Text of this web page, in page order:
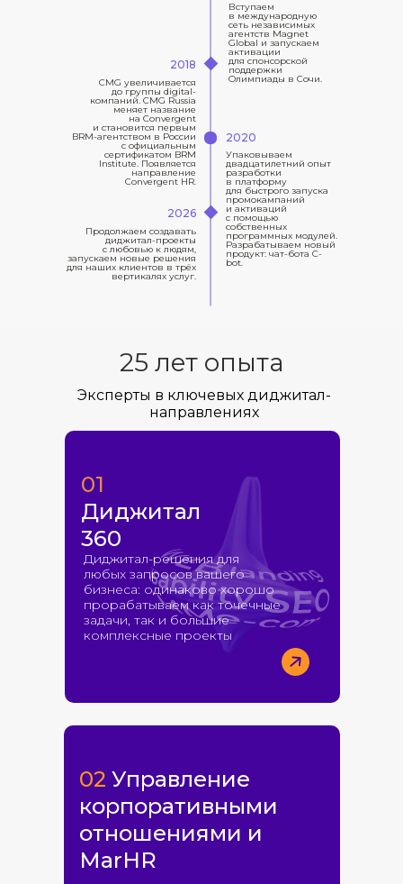
Упаковываем
двадцатилетний опыт
разработки
в платформу
для быстрого запуска
промокампаний
и активаций
с помощью
собственных
программных модулей.
Разрабатываем новый
продукт: чат-бота C-
bot.
CMG увеличивается
до группы digital-
компаний. CMG Russia
меняет название
на Convergent
и становится первым
BRM-агентством в России
с официальным
сертификатом BRM
Institute. Появляется
направление
Convergent HR.
Вступаем
в международную
сеть независимых
агентств Magnet
Global и запускаем
активации
для спонсорской
поддержки
Олимпиады в Сочи.
Продолжаем создавать
диджитал-проекты
с любовью к людям,
запускаем новые решения
для наших клиентов в трёх
вертикалях услуг.
2018
2020
2026
25 лет опыта
02 Управление
корпоративными
отношениями и
MarHR
01
Диджитал
360
Диджитал-решения для
любых запросов вашего
бизнеса: одинаково хорошо
прорабатываем как точечные
задачи, так и большие
комплексные проекты
Эксперты в ключевых диджитал-
направлениях